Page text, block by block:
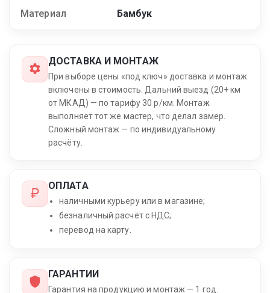
Материал Бамбук
ДОСТАВКА И МОНТАЖ
При выборе цены «под ключ» доставка и монтаж
включены в стоимость. Дальний выезд (20+ км
от МКАД) — по тарифу 30 р/км. Монтаж
выполняет тот же мастер, что делал замер.
Сложный монтаж — по индивидуальному
расчёту.
ОПЛАТА
наличными курьеру или в магазине;
безналичный расчёт с НДС;
перевод на карту.
ГАРАНТИИ
Гарантия на продукцию и монтаж — 1 год.